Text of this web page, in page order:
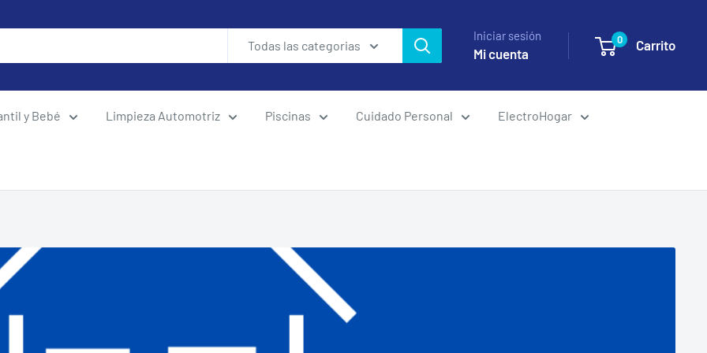
Todas las categorias
Iniciar sesión
Mi cuenta
0 Carrito
y Bebé Limpieza Automotriz Piscinas Cuidado Personal ElectroHogar